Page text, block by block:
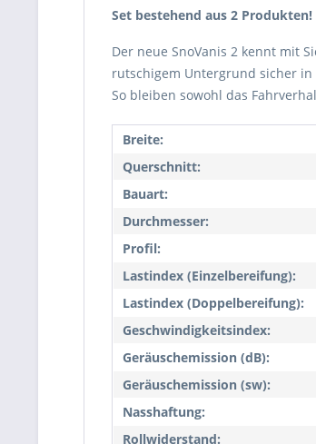
Set bestehend aus 2 Produkten!
Der neue SnoVanis 2 kennt mit
rutschigem Untergrund sicher
So bleiben sowohl das
Breite:
Querschnitt:
Bauart:
Durchmesser:
Profil:
Lastindex (Einzelbereifung):
Lastindex (Doppelbereifung):
Geschwindigkeitsindex:
Geräuschemission (dB):
Geräuschemission (sw):
Nasshaftung:
Rollwiderstand: